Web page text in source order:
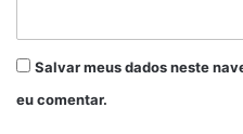
Salvar meus dados neste
eu comentar.